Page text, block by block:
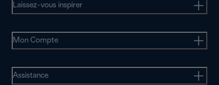
Laissez-vous inspirer
Mon Compte
Assistance